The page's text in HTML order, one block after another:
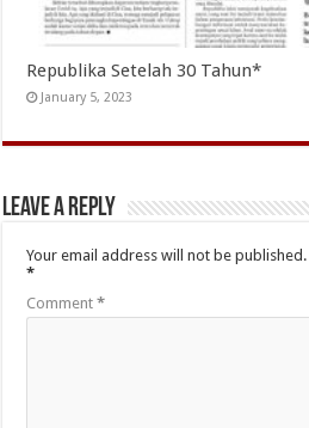
Republika Setelah 30 Tahun*
January 5, 2023
Leave a Reply
Your email address will not be published.
*
Comment*